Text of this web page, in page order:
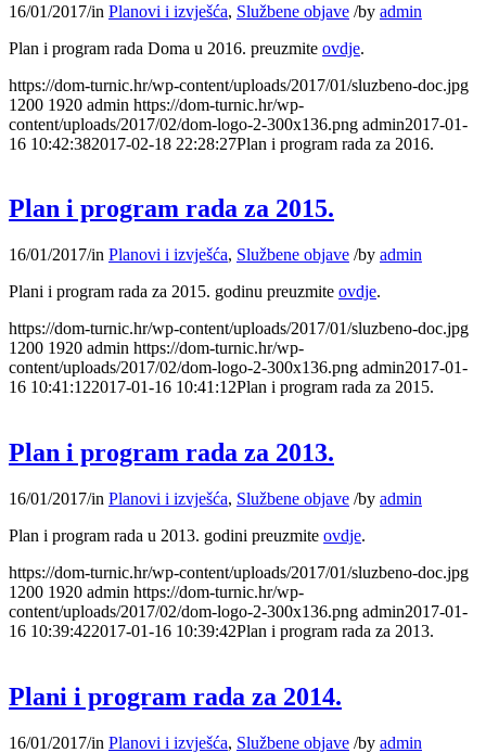
16/01/2017/in Planovi i izvješća, Službene objave /by admin
Plan i program rada Doma u 2016. preuzmite ovdje.
https://dom-turnic.hr/wp-content/uploads/2017/01/sluzbeno-doc.jpg
1200 1920 admin https://dom-turnic.hr/wp-
content/uploads/2017/02/dom-logo-2-300x136.png admin2017-01-
16 10:42:382017-02-18 22:28:27Plan i program rada za 2016.
Plan i program rada za 2015.
16/01/2017/in Planovi i izvješća, Službene objave /by admin
Plani i program rada za 2015. godinu preuzmite ovdje.
https://dom-turnic.hr/wp-content/uploads/2017/01/sluzbeno-doc.jpg
1200 1920 admin https://dom-turnic.hr/wp-
content/uploads/2017/02/dom-logo-2-300x136.png admin2017-01-
16 10:41:122017-01-16 10:41:12Plan i program rada za 2015.
Plan i program rada za 2013.
16/01/2017/in Planovi i izvješća, Službene objave /by admin
Plan i program rada u 2013. godini preuzmite ovdje.
https://dom-turnic.hr/wp-content/uploads/2017/01/sluzbeno-doc.jpg
1200 1920 admin https://dom-turnic.hr/wp-
content/uploads/2017/02/dom-logo-2-300x136.png admin2017-01-
16 10:39:422017-01-16 10:39:42Plan i program rada za 2013.
Plani i program rada za 2014.
16/01/2017/in Planovi i izvješća, Službene objave /by admin